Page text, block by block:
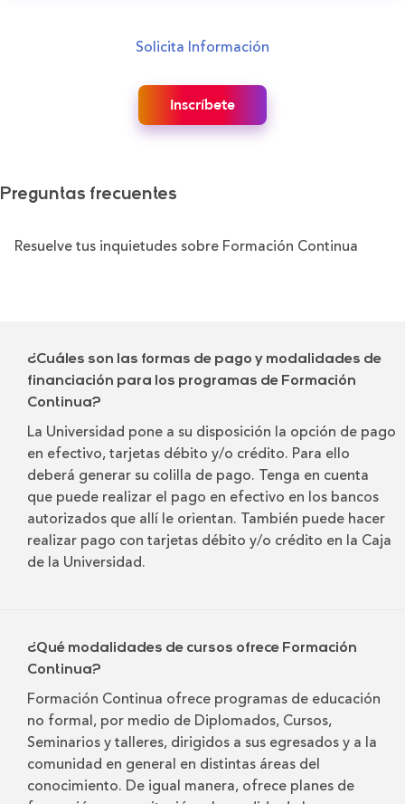
Solicita Información
Inscríbete
Preguntas frecuentes
Resuelve tus inquietudes sobre Formación Continua
¿Cuáles son las formas de pago y modalidades de
financiación para los programas de Formación
Continua?
La Universidad pone a su disposición la opción de pago
en efectivo, tarjetas débito y/o crédito. Para ello
deberá generar su colilla de pago. Tenga en cuenta
que puede realizar el pago en efectivo en los bancos
autorizados que allí le orientan. También puede hacer
realizar pago con tarjetas débito y/o crédito en la Caja
de la Universidad.
¿Qué modalidades de cursos ofrece Formación
Continua?
Formación Continua ofrece programas de educación
no formal, por medio de Diplomados, Cursos,
Seminarios y talleres, dirigidos a sus egresados y a la
comunidad en general en distintas áreas del
conocimiento. De igual manera, ofrece planes de